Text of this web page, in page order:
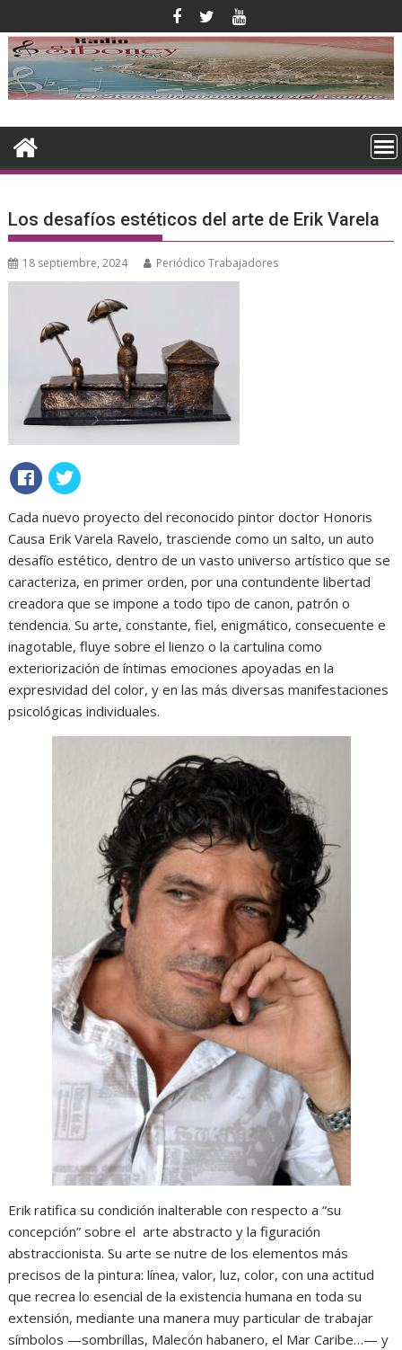
al
contenido
Los desafíos estéticos del arte de Erik Varela
18 septiembre, 2024 Periódico Trabajadores
Cada nuevo proyecto del reconocido pintor doctor Honoris
Causa Erik Varela Ravelo, trasciende como un salto, un auto
desafío estético, dentro de un vasto universo artístico que se
caracteriza, en primer orden, por una contundente libertad
creadora que se impone a todo tipo de canon, patrón o
tendencia. Su arte, constante, fiel, enigmático, consecuente e
inagotable, fluye sobre el lienzo o la cartulina como
exteriorización de íntimas emociones apoyadas en la
expresividad del color, y en las más diversas manifestaciones
psicológicas individuales.
Erik ratifica su condición inalterable con respecto a “su
concepción” sobre el arte abstracto y la figuración
abstraccionista. Su arte se nutre de los elementos más
precisos de la pintura: línea, valor, luz, color, con una actitud
que recrea lo esencial de la existencia humana en toda su
extensión, mediante una manera muy particular de trabajar
símbolos —sombrillas, Malecón habanero, el Mar Caribe…— y